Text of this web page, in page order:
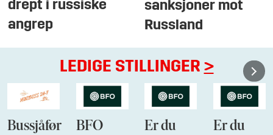
drept i russiske
angrep
sanksjoner mot
Russland
LEDIGE STILLINGER >
Bussjåfør
BFO
Er du
Er du